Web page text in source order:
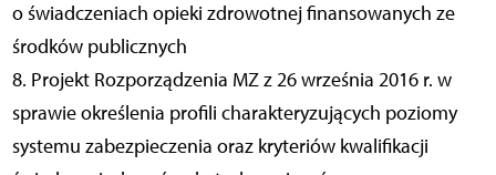
o świadczeniach opieki zdrowotnej finansowanych ze
środków publicznych
8. Projekt Rozporządzenia MZ z 26 września 2016 r. w
sprawie określenia profili charakteryzujących poziomy
systemu zabezpieczenia oraz kryteriów kwalifikacji